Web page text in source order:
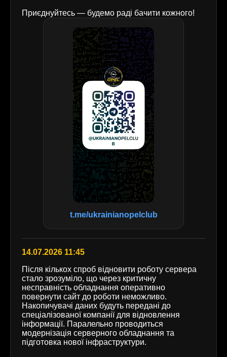
Приєднуйтесь — будемо раді бачити кожного!
t.me/ukrainianopelclub
14.07.2026 11:45
Після кількох спроб відновити роботу сервера
стало зрозуміло, що через критичну
несправність обладнання оперативно
повернути сайт до роботи неможливо.
Накопичувачі даних будуть передані до
спеціалізованої компанії для відновлення
інформації. Паралельно проводиться
модернізація серверного обладнання та
підготовка нової інфраструктури.